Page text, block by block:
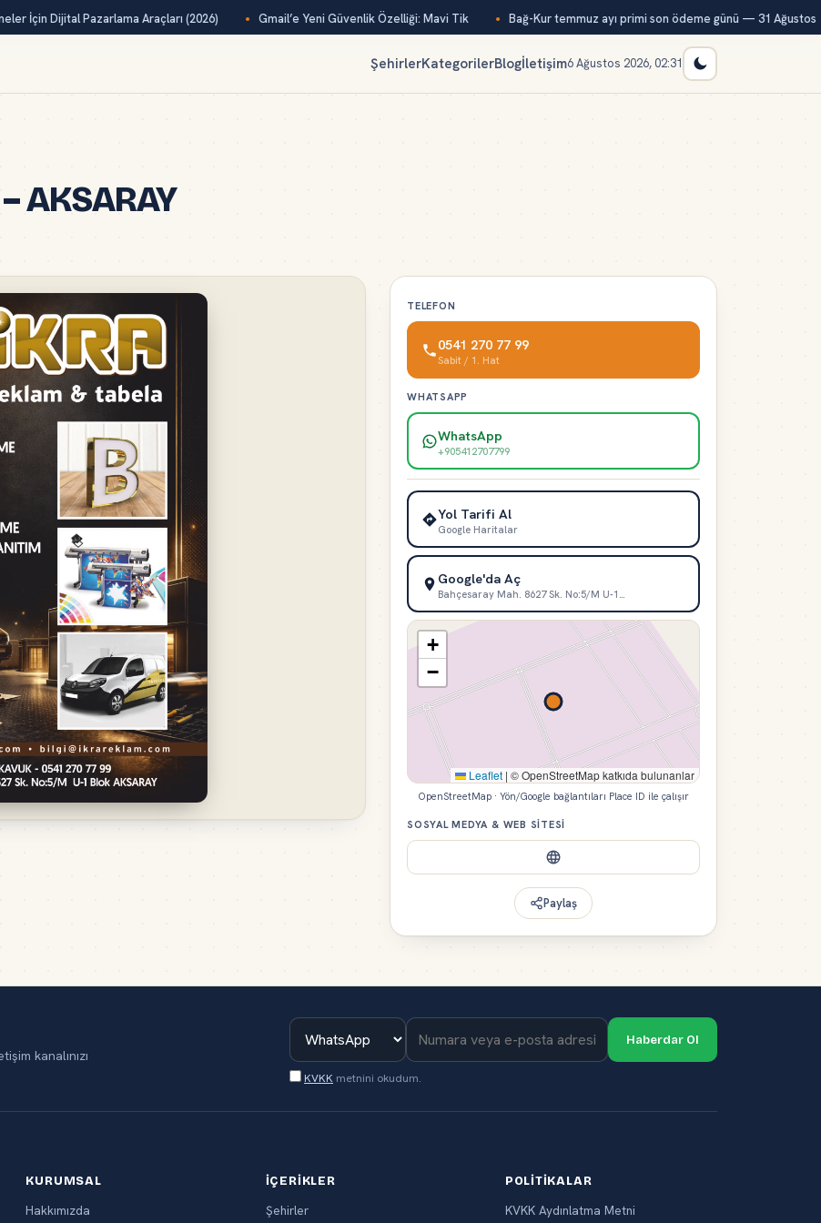
İçin Dijital Pazarlama Araçları (2026) Gmail’e Yeni Güvenlik Özelliği: Mavi Tik Bağ-Kur temmuz ayı primi son ödeme günü — 31 Ağustos
ŞehirlerKategorilerBlogİletişim6 Ağustos 2026, 02:31
AKSARAY
TELEFON
0541 270 77 99
Sabit / 1. Hat
WHATSAPP
WhatsApp
+905412707799
Yol Tarifi Al
Google Haritalar
Google'da Aç
Bahçesaray Mah. 8627 Sk. No:5/M U-1…
+
−
Leaflet | © OpenStreetMap katkıda bulunanlar
OpenStreetMap · Yön/Google bağlantıları Place ID ile çalışır
SOSYAL MEDYA & WEB SITESI
Paylaş
kanalınızı
Haberdar Ol
KVKK metnini okudum.
KURUMSAL
Hakkımızda
İÇERIKLER
Şehirler
POLITIKALAR
KVKK Aydınlatma Metni